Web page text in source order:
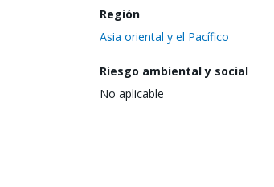
Región
Asia oriental y el Pacífico
Riesgo ambiental y social
No aplicable